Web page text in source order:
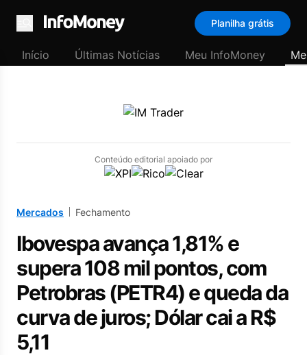
Menu
Planilha grátis
Início Últimas Notícias Meu InfoMoney
Conteúdo editorial apoiado por
Mercados Fechamento
Ibovespa avança 1,81% e
supera 108 mil pontos, com
Petrobras (PETR4) e queda da
curva de juros; Dólar cai a R$
5,11